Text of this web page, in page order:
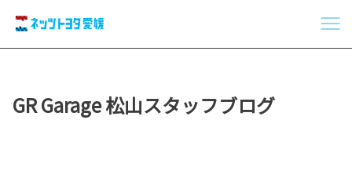
GR Garage 松山スタッフブログ